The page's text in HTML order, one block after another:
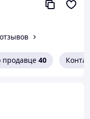
большому
вас от дождя, а
его практичным
40